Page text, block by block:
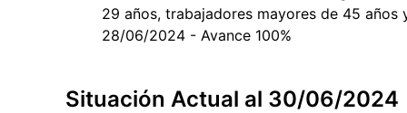
29 años, trabajadores mayores de 45
28/06/2024 - Avance 100%
Situación Actual al 30/06/2024